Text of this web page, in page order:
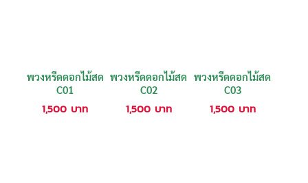
พวงหรีดดอกไม้สด
C01
1,500 บาท
พวงหรีดดอกไม้สด
C02
1,500 บาท
พวงหรีดดอกไม้สด
C03
1,500 บาท